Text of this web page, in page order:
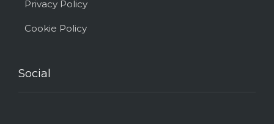
Privacy Policy
Cookie Policy
Social